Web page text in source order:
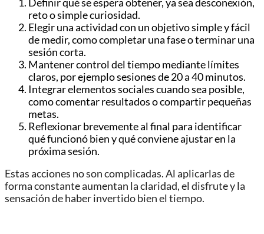
Definir qué se espera obtener, ya sea desconexión,
reto o simple curiosidad.
Elegir una actividad con un objetivo simple y fácil
de medir, como completar una fase o terminar una
sesión corta.
Mantener control del tiempo mediante límites
claros, por ejemplo sesiones de 20 a 40 minutos.
Integrar elementos sociales cuando sea posible,
como comentar resultados o compartir pequeñas
metas.
Reflexionar brevemente al final para identificar
qué funcionó bien y qué conviene ajustar en la
próxima sesión.
Estas acciones no son complicadas. Al aplicarlas de
forma constante aumentan la claridad, el disfrute y la
sensación de haber invertido bien el tiempo.